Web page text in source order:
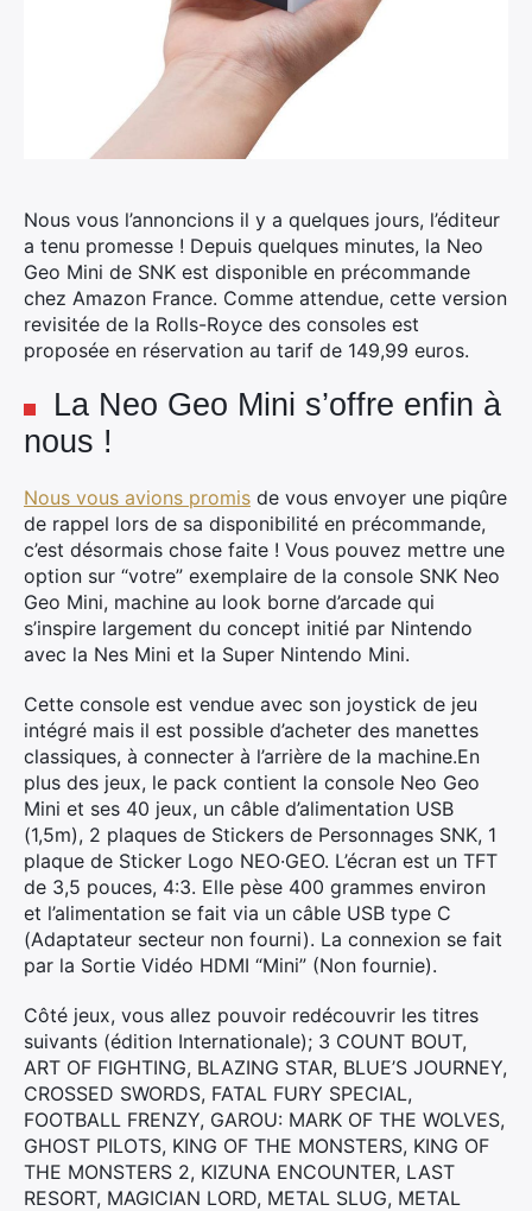
Nous vous l’annoncions il y a quelques jours, l’éditeur
a tenu promesse ! Depuis quelques minutes, la Neo
Geo Mini de SNK est disponible en précommande
chez Amazon France. Comme attendue, cette version
revisitée de la Rolls-Royce des consoles est
proposée en réservation au tarif de 149,99 euros.
La Neo Geo Mini s’offre enfin à
nous !
Nous vous avions promis de vous envoyer une piqûre
de rappel lors de sa disponibilité en précommande,
c’est désormais chose faite ! Vous pouvez mettre une
option sur “votre” exemplaire de la console SNK Neo
Geo Mini, machine au look borne d’arcade qui
s’inspire largement du concept initié par Nintendo
avec la Nes Mini et la Super Nintendo Mini.
Cette console est vendue avec son joystick de jeu
intégré mais il est possible d’acheter des manettes
classiques, à connecter à l’arrière de la machine.En
plus des jeux, le pack contient la console Neo Geo
Mini et ses 40 jeux, un câble d’alimentation USB
(1,5m), 2 plaques de Stickers de Personnages SNK, 1
plaque de Sticker Logo NEO·GEO. L’écran est un TFT
de 3,5 pouces, 4:3. Elle pèse 400 grammes environ
et l’alimentation se fait via un câble USB type C
(Adaptateur secteur non fourni). La connexion se fait
par la Sortie Vidéo HDMI “Mini” (Non fournie).
Côté jeux, vous allez pouvoir redécouvrir les titres
suivants (édition Internationale); 3 COUNT BOUT,
ART OF FIGHTING, BLAZING STAR, BLUE’S JOURNEY,
CROSSED SWORDS, FATAL FURY SPECIAL,
FOOTBALL FRENZY, GAROU: MARK OF THE WOLVES,
GHOST PILOTS, KING OF THE MONSTERS, KING OF
THE MONSTERS 2, KIZUNA ENCOUNTER, LAST
RESORT, MAGICIAN LORD, METAL SLUG, METAL